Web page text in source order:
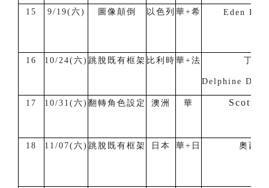
15 9/19(六) 圖像顛倒 以色列 華+希 Eden
16 10/24(六) 跳脫既有框架 比利時 華+法 丁徳
Delphine De
17 10/31(六) 翻轉角色設定 澳洲 華 Scott
18 11/07(六) 跳脫既有框架 日本 華+日 奧西